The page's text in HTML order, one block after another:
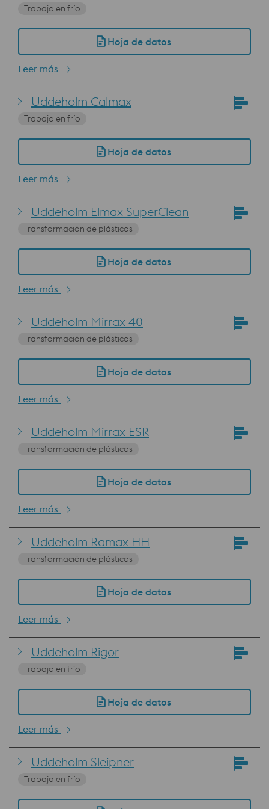
Trabajo en frío
Hoja de datos
Leer más
Uddeholm Calmax
Trabajo en frío
Hoja de datos
Leer más
Uddeholm Elmax SuperClean
Transformación de plásticos
Hoja de datos
Leer más
Uddeholm Mirrax 40
Transformación de plásticos
Hoja de datos
Leer más
Uddeholm Mirrax ESR
Transformación de plásticos
Hoja de datos
Leer más
Uddeholm Ramax HH
Transformación de plásticos
Hoja de datos
Leer más
Uddeholm Rigor
Trabajo en frío
Hoja de datos
Leer más
Uddeholm Sleipner
Trabajo en frío